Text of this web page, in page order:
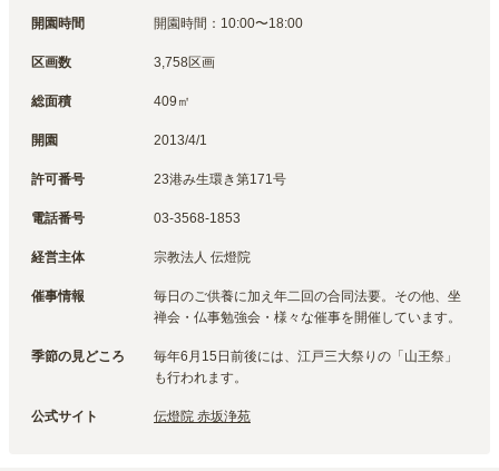
開園時間 開園時間：10:00〜18:00
区画数 3,758区画
総面積 409㎡
開園 2013/4/1
許可番号 23港み生環き第171号
電話番号 03-3568-1853
経営主体 宗教法人 伝燈院
催事情報
毎日のご供養に加え年二回の合同法要。その他、坐
禅会・仏事勉強会・様々な催事を開催しています。
季節の見どころ
毎年6月15日前後には、江戸三大祭りの「山王祭」
も行われます。
公式サイト 伝燈院 赤坂浄苑